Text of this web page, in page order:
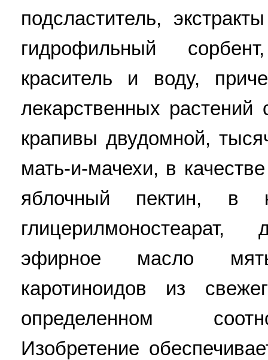
подсластитель,
гидрофильный
краситель и воду,
лекарственных растений
крапивы двудомной,
мать-и-мачехи, в
яблочный пектин, в
глицерилмоностеарат,
эфирное масло
каротиноидов из
определенном
Изобретение